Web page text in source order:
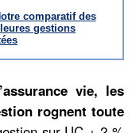
comparatif des
gestions
vie, les
rognent toute